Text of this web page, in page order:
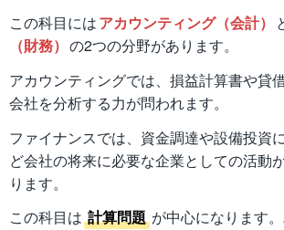
この科目にはアカウンティング（会計）
（財務） の2つの分野があります。
アカウンティングでは、損益計算書や貸
会社を分析する力が問われます。
ファイナンスでは、資金調達や設備投資
ど会社の将来に必要な企業としての活動
ります。
この科目は 計算問題 が中心になります